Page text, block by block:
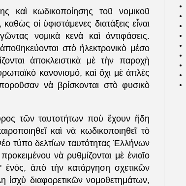
καὶ κωδικοποίησης τοῦ νομικοῦ
οἱ ὑφιστάμενες διατάξεις εἶναι
νομικὰ κενὰ καὶ ἀντιφάσεις.
στὸ ἠλεκτρονικὸ μέσο
ἀποκλειστικὰ μὲ τὴν παροχὴ
κανονισμό, καὶ ὄχι μὲ ἁπλὲς
νὰ βρίσκονται στὸ φυσικὸ
τῶν ταυτοτήτων ποὺ ἔχουν ἤδη
καὶ νὰ κωδικοποιηθεῖ τὸ
τύπο δελτίων ταυτότητας Ἑλλήνων
νὰ ρυθμίζονται μὲ ἑνιαῖο
ἑνός, ἀπὸ τὴν κατάργηση σχετικῶν
ἰσχὺ διαφορετικῶν νομοθετημάτων,